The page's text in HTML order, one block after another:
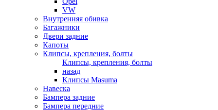
VW
Внутренняя обивка
Багажники
Двери задние
Капоты
Клипсы, крепления, болты
Клипсы, крепления, болты
назад
Клипсы Masuma
Навеска
Бампера задние
Бампера передние